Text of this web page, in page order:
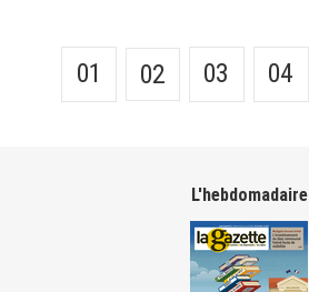
01 02 03 04
L'hebdomadaire